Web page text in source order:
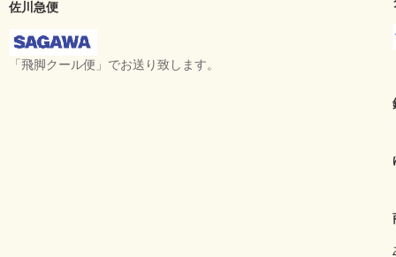
佐川急便
「飛脚クール便」でお送り致します。